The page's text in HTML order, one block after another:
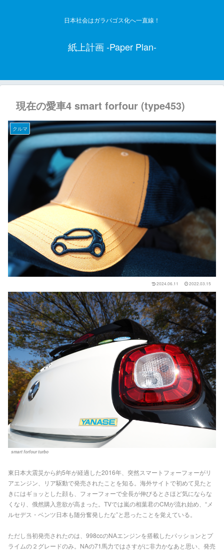
日本社会はガラパゴス化へ一直線！
紙上計画 -Paper Plan-
現在の愛車4 smart forfour (type453)
クルマ
2024.06.11 2022.03.15
smart forfour turbo
東日本大震災から約5年が経過した2016年、突然スマートフォーフォーがリ
アエンジン、リア駆動で発売されたことを知る。海外サイトで初めて見たと
きにはギョッとした顔も、フォーフォーで全長が伸びるとさほど気にならな
くなり、俄然購入意欲が高まった。TVでは嵐の相葉君のCMが流れ始め、“メ
ルセデス・ベンツ日本も随分奮発したな”と思ったことを覚えている。
ただし当初発売されたのは、998ccのNAエンジンを搭載したパッションとプ
ライムの２グレードのみ。NAの71馬力ではさすがに非力かなあと思い、発売